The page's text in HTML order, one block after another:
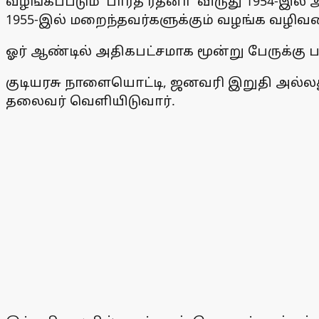
1955-இல் மறைந்தவர்களுக்கும் வழங்க
ஓர் ஆண்டில் அதிகபட்சமாக மூன்று பேருக்கு
குடியரசு நாளையொட்டி, ஜனவரி இறுதி
தலைவர் வெளியிடுவார்.